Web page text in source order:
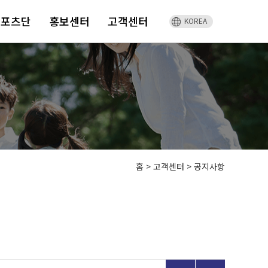
츠단 홍보센터 고객센터 KOREA
홈 > 고객센터 > 공지사항